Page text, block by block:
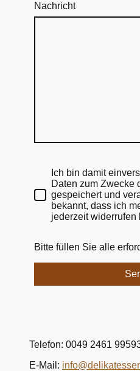
Nachricht
Ich bin damit
Daten zum Zwecke
gespeichert und
bekannt, dass ich
jederzeit widerrufen
Bitte füllen Sie alle
Telefon: 0049 2461
E-Mail: